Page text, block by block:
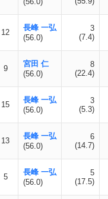
12
長峰 一弘
(56.0)
3
(7.4)
9
宮田 仁
(56.0)
8
(22.4)
15
長峰 一弘
(56.0)
3
(5.3)
13
長峰 一弘
(56.0)
6
(14.7)
5
長峰 一弘
(56.0)
5
(17.5)